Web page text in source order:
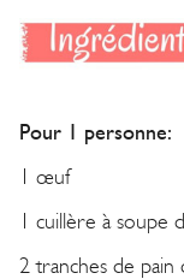
Pour 1 personne:
1 œuf
1 cuillère à soupe
2 tranches de pain